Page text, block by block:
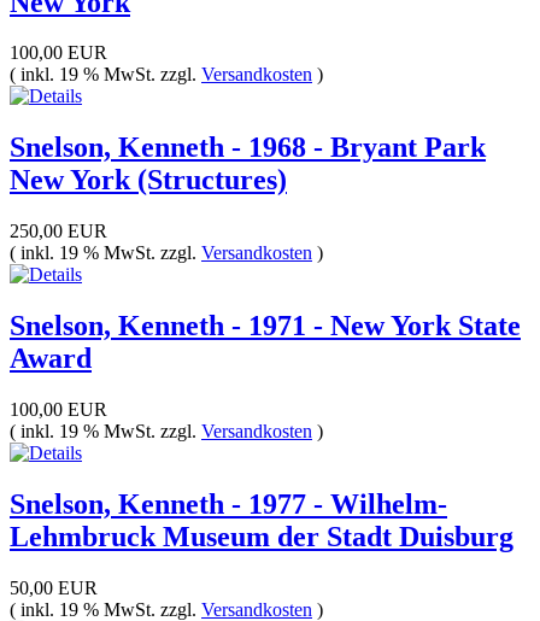
100,00 EUR
( inkl. 19 % MwSt. zzgl. Versandkosten )
Snelson, Kenneth - 1968 - Bryant Park
New York (Structures)
250,00 EUR
( inkl. 19 % MwSt. zzgl. Versandkosten )
Snelson, Kenneth - 1971 - New York State
Award
100,00 EUR
( inkl. 19 % MwSt. zzgl. Versandkosten )
Snelson, Kenneth - 1977 - Wilhelm-
Lehmbruck Museum der Stadt Duisburg
50,00 EUR
( inkl. 19 % MwSt. zzgl. Versandkosten )